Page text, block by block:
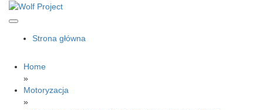
Skip
Wolf Project
Strona główna
Home
»
Motoryzacja
»